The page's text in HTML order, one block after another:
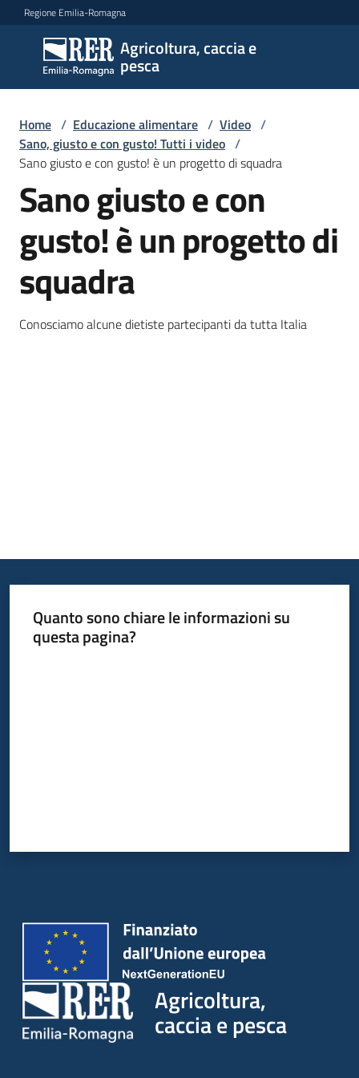
Vai al contenuto
Vai alla navigazione
Vai al footer
Regione Emilia-Romagna
Agricoltura, caccia e
pesca
Agricoltura,
caccia e
pesca
Argomenti
Servizi
Leggi
Agricoltura
Home / Educazione alimentare / Video /
Sano, giusto e con gusto! Tutti i video /
Sano giusto e con gusto! è un progetto di squadra
Sano giusto e con
gusto! è un progetto di
squadra
Conosciamo alcune dietiste partecipanti da tutta Italia
Quanto sono chiare le informazioni su
questa pagina?
Agricoltura,
caccia e pesca